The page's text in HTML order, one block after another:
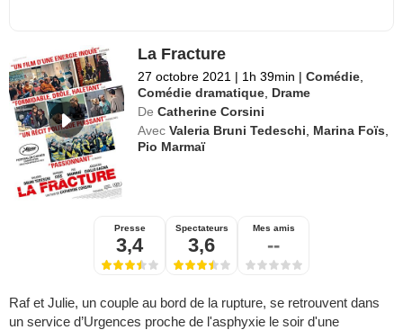
La Fracture
27 octobre 2021 | 1h 39min | Comédie
Comédie dramatique Drame
De Catherine Corsini
Avec Valeria Bruni Tedeschi Marina Foïs
Pio Marmaï
Presse
3,4
Spectateurs
3,6
Mes amis
--
Raf et Julie, un couple au bord de la rupture, se retrouvent dans
un service d’Urgences proche de l'asphyxie le soir d'une